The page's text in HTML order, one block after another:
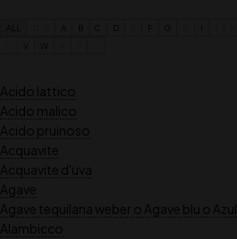
B
W
Acido lattico
Acido malico
Acido pruinoso
Acquavite
Acquavite d'uva
Agave
Agave tequilana weber o Agave blu o Azul
Alambicco